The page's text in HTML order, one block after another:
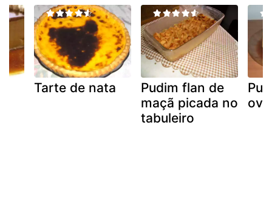
Tarte de nata
Pudim flan de
maçã picada no
tabuleiro